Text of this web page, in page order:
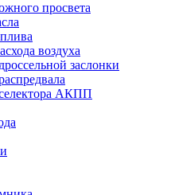
просвета
воздуха
заслонки
АКПП